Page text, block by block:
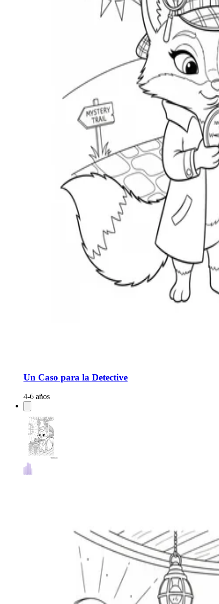
Un Caso para la Detective
4-6 años